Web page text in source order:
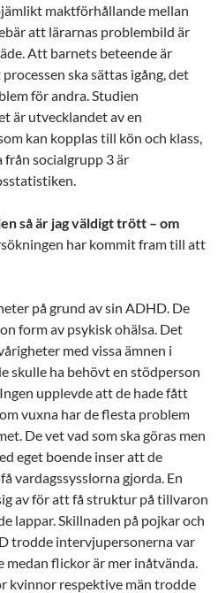
maktförhållande mellan
att lärarnas problembild är
Att barnets beteende är
ska sättas igång, det
för andra. Studien
är utvecklandet av en
kan kopplas till kön och klass,
socialgrupp 3 är
så är jag väldigt trött – om
har kommit fram till att
på grund av sin ADHD. De
form av psykisk ohälsa. Det
med vissa ämnen i
skulle ha behövt en stödperson
upplevde att de hade fått
vuxna har de flesta problem
De vet vad som ska göras men
eget boende inser att de
vardagssysslorna gjorda. En
av för att få struktur på tillvaron
lappar. Skillnaden på pojkar och
trodde intervjupersonerna var
medan flickor är mer inåtvända.
kvinnor respektive män trodde